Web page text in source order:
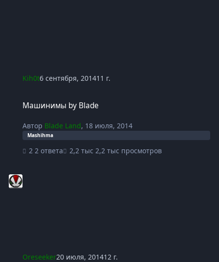
Kih0t6 сентября, 201411 г.
Машинимы by Blade
Автор Blade Land, 18 июля, 2014
Mashihma
2 ответа 2,2 тыс просмотров
Oreseeker20 июля, 201412 г.